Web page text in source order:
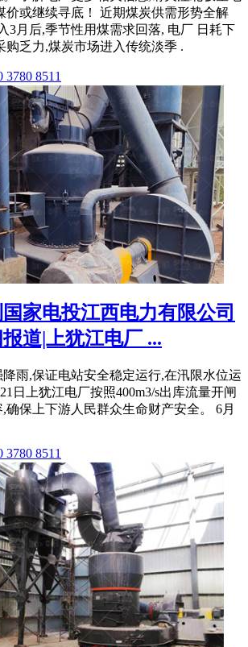
价或继续寻底！ 近期煤炭供需形势全解
3月后,季节性用煤需求回落, 电厂 日耗下
购乏力,煤炭市场进入传统淡季 .
8511
家电投江西电力有限公司
道|上犹江电厂 ...
雨,保证电站安全稳定运行,在汛限水位运
日上犹江电厂按照400m3/s出库流量开闸
确保上下游人民群众生命财产安全。 6月
8511